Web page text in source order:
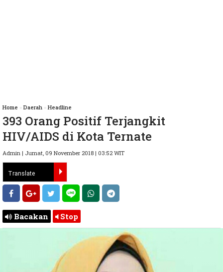
Home » Daerah » Headline
393 Orang Positif Terjangkit
HIV/AIDS di Kota Ternate
Admin | Jumat, 09 November 2018 | 03:52 WIT
Bacakan Stop